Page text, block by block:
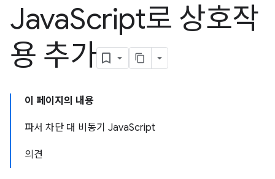
JavaScript로 상호작
용 추가
이 페이지의 내용
파서 차단 대 비동기 JavaScript
의견